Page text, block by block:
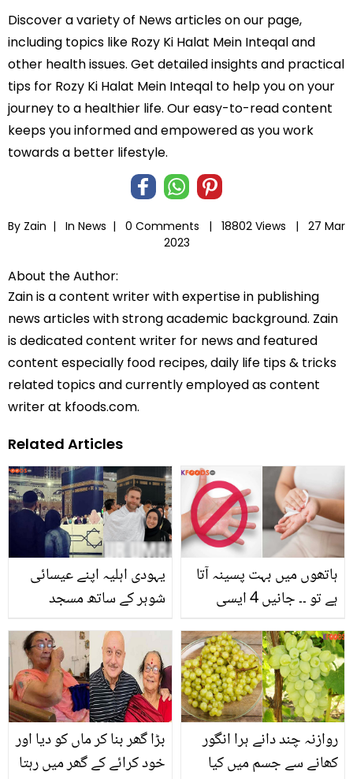
Discover a variety of News articles on our page,
including topics like Rozy Ki Halat Mein Inteqal and
other health issues. Get detailed insights and practical
tips for Rozy Ki Halat Mein Inteqal to help you on your
journey to a healthier life. Our easy-to-read content
keeps you informed and empowered as you work
towards a better lifestyle.
By Zain | In News | 0 Comments | 18802 Views |
27 Mar
2023
About the Author:
Zain is a content writer with expertise in publishing
news articles with strong academic background. Zain
is dedicated content writer for news and featured
content especially food recipes, daily life tips & tricks
related topics and currently employed as content
writer at kfoods.com.
Related Articles
یہودی اہلیہ اپنے عیسائی
شوہر کے ساتھ مسجد
جب غیر مسلم جوڑا مسجد
الحرام میں داخل ہوا تو ان
کے ساتھ کیا ہوا؟
خوبصورت واقعے نے دل
خوش کردیے
ہاتھوں میں بہت پسینہ آتا
ہے تو ۔۔ جانیں 4 ایسی
ہاتھ کی ہتھیلیوں میں آنے
والے اضافی پسینے کو
کنٹرول کرے
بڑا گھر بنا کر ماں کو دیا اور
خود کرائے کے گھر میں رہتا
روازنہ چند دانے ہرا انگور
کھانے سے جسم میں کیا